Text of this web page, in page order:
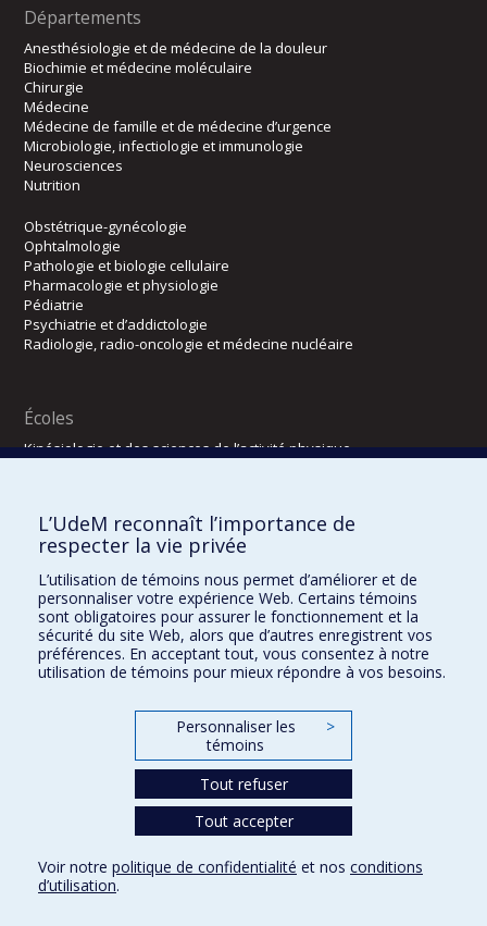
Départements
Anesthésiologie et de médecine de la douleur
Biochimie et médecine moléculaire
Chirurgie
Médecine
Médecine de famille et de médecine d’urgence
Microbiologie, infectiologie et immunologie
Neurosciences
Nutrition
Obstétrique-gynécologie
Ophtalmologie
Pathologie et biologie cellulaire
Pharmacologie et physiologie
Pédiatrie
Psychiatrie et d’addictologie
Radiologie, radio-oncologie et médecine nucléaire
Écoles
Kinésiologie et des sciences de l’activité physique
Directions
DPC
CPASS
Éthique clinique
Conditions d’utilisation 2025-2026
29e concours du programme de support professoral (PSP)
CONCOURS 2026-2027 – BOURSES DE FORMATION COMPLÉMENTAIRE
DRROMN
L’UdeM reconnaît l’importance de
respecter la vie privée
L’utilisation de témoins nous permet d’améliorer et de
personnaliser votre expérience Web. Certains témoins
sont obligatoires pour assurer le fonctionnement et la
sécurité du site Web, alors que d’autres enregistrent vos
préférences. En acceptant tout, vous consentez à notre
utilisation de témoins pour mieux répondre à vos besoins.
Personnaliser les
témoins
>
Tout refuser
Tout accepter
Voir notre politique de confidentialité et nos conditions
d’utilisation.